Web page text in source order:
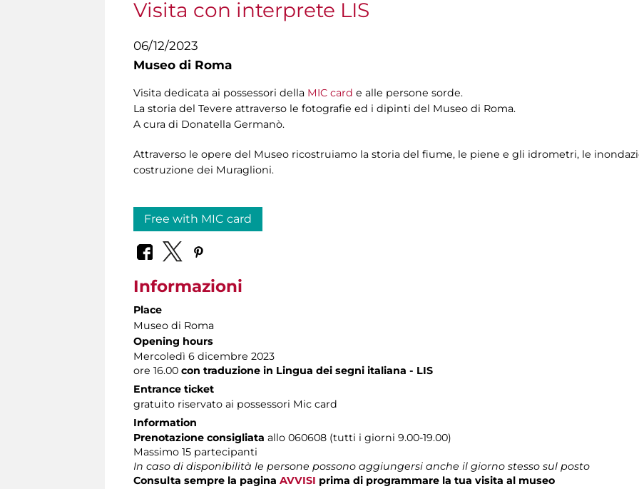
Visita con interprete LIS
06/12/2023
Museo di Roma
Visita dedicata ai possessori della MIC card e alle persone sorde.
La storia del Tevere attraverso le fotografie ed i dipinti del Museo di Roma.
A cura di Donatella Germanò.
Attraverso le opere del Museo ricostruiamo la storia del fiume, le piene e gli idrometri, le
costruzione dei Muraglioni.
Free with MIC card
Informazioni
Place
Museo di Roma
Opening hours
Mercoledì 6 dicembre 2023
ore 16.00 con traduzione in Lingua dei segni italiana - LIS
Entrance ticket
gratuito riservato ai possessori Mic card
Information
Prenotazione consigliata allo 060608 (tutti i giorni 9.00-19.00)
Massimo 15 partecipanti
In caso di disponibilità le persone possono aggiungersi anche il giorno stesso sul posto
Consulta sempre la pagina AVVISI prima di programmare la tua visita al museo